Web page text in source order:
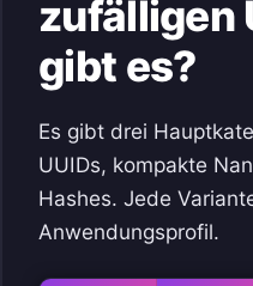
zufälligen
gibt es?
Es gibt drei
UUIDs, kompakte
Hashes. Jede
Anwendungsprofil.